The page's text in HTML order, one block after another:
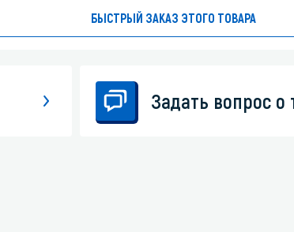
БЫСТРЫЙ ЗАКАЗ ЭТОГО ТОВАРА
Задать вопрос о